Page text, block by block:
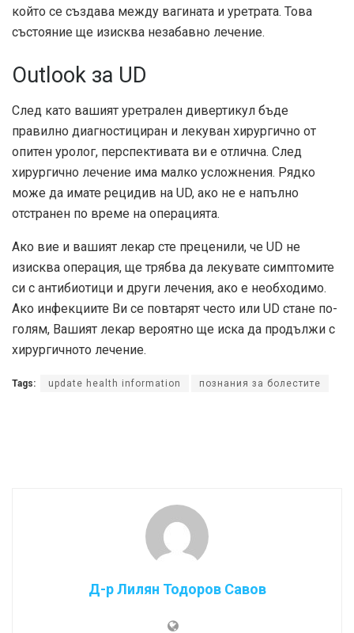
който се създава между вагината и уретрата. Това
състояние ще изисква незабавно лечение.
Outlook за UD
След като вашият уретрален дивертикул бъде
правилно диагностициран и лекуван хирургично от
опитен уролог, перспективата ви е отлична. След
хирургично лечение има малко усложнения. Рядко
може да имате рецидив на UD, ако не е напълно
отстранен по време на операцията.
Ако вие и вашият лекар сте преценили, че UD не
изисква операция, ще трябва да лекувате симптомите
си с антибиотици и други лечения, ако е необходимо.
Ако инфекциите Ви се повтарят често или UD стане по-
голям, Вашият лекар вероятно ще иска да продължи с
хирургичното лечение.
Tags: update health information познания за болестите
Д-р Лилян Тодоров Савов